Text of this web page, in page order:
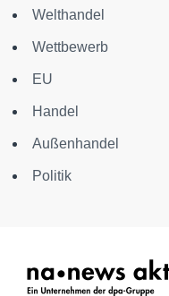
Welthandel
Wettbewerb
EU
Handel
Außenhandel
Politik